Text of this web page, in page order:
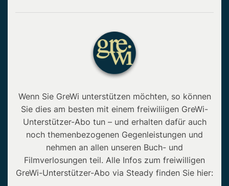
Wenn Sie GreWi unterstützen möchten, so können
Sie dies am besten mit einem freiwiliigen GreWi-
Unterstützer-Abo tun – und erhalten dafür auch
noch themenbezogenen Gegenleistungen und
nehmen an allen unseren Buch- und
Filmverlosungen teil. Alle Infos zum freiwilligen
GreWi-Unterstützer-Abo via Steady finden Sie hier: